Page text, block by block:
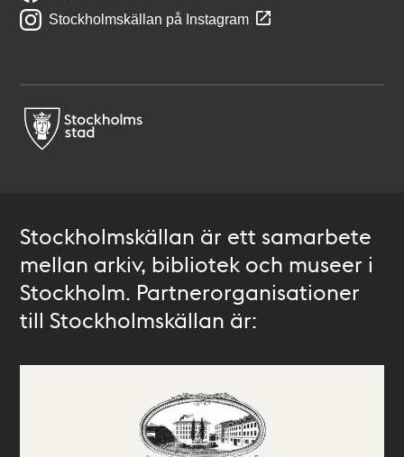
Stockholmskällan på Instagram
Stockholmskällan är ett samarbete
mellan arkiv, bibliotek och museer i
Stockholm. Partnerorganisationer
till Stockholmskällan är: